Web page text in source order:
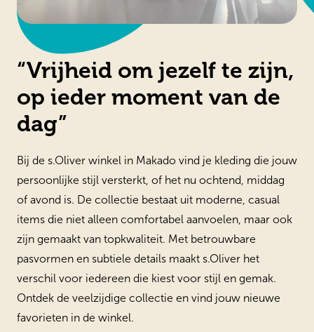
“Vrijheid om jezelf te zijn,
op ieder moment van de
dag”
Bij de s.Oliver winkel in Makado vind je kleding die jouw
persoonlijke stijl versterkt, of het nu ochtend, middag
of avond is. De collectie bestaat uit moderne, casual
items die niet alleen comfortabel aanvoelen, maar ook
zijn gemaakt van topkwaliteit. Met betrouwbare
pasvormen en subtiele details maakt s.Oliver het
verschil voor iedereen die kiest voor stijl en gemak.
Ontdek de veelzijdige collectie en vind jouw nieuwe
favorieten in de winkel.